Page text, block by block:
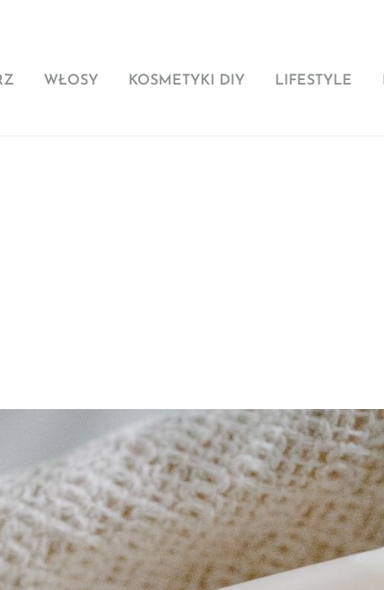
WŁOSY KOSMETYKI DIY LIFESTYLE